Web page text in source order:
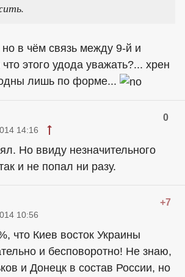
в чём связь между 9-й и
этого удода уважать?... хрен
лишь по форме...
0
14:16
Но ввиду незначительного
и не попал ни разу.
+7
10:56
что Киев восток Украины
и бесповоротно! Не знаю,
и Донецк в состав России, но